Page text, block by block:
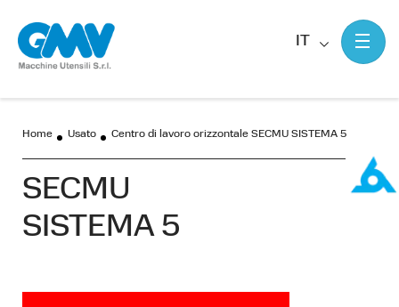
IT
Home Usato Centro di lavoro orizzontale SECMU SISTEMA 5
SECMU
SISTEMA 5